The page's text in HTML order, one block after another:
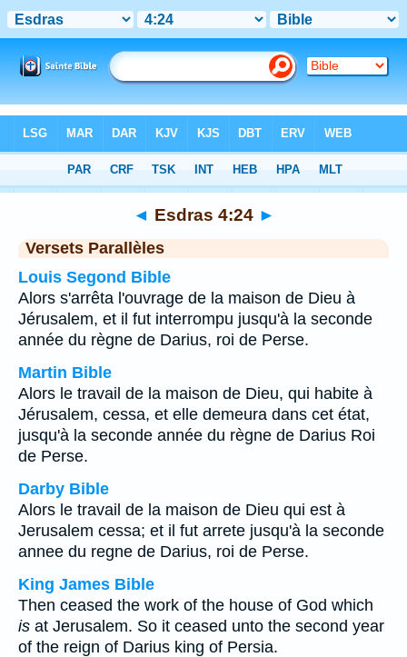
Chapitre 4> Verset 24
◄ Esdras 4:24 ►
Versets Parallèles
Louis Segond Bible
Alors s'arrêta l'ouvrage de la maison de Dieu à
Jérusalem, et il fut interrompu jusqu'à la seconde
année du règne de Darius, roi de Perse.
Martin Bible
Alors le travail de la maison de Dieu, qui habite à
Jérusalem, cessa, et elle demeura dans cet état,
jusqu'à la seconde année du règne de Darius Roi
de Perse.
Darby Bible
Alors le travail de la maison de Dieu qui est à
Jerusalem cessa; et il fut arrete jusqu'à la seconde
annee du regne de Darius, roi de Perse.
King James Bible
Then ceased the work of the house of God which
is at Jerusalem. So it ceased unto the second year
of the reign of Darius king of Persia.